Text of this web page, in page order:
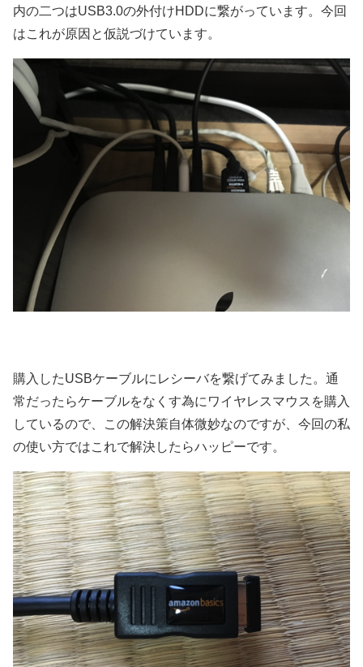
内の二つはUSB3.0の外付けHDDに繋がっています。今回
はこれが原因と仮説づけています。
購入したUSBケーブルにレシーバを繋げてみました。通
常だったらケーブルをなくす為にワイヤレスマウスを購入
しているので、この解決策自体微妙なのですが、今回の私
の使い方ではこれで解決したらハッピーです。